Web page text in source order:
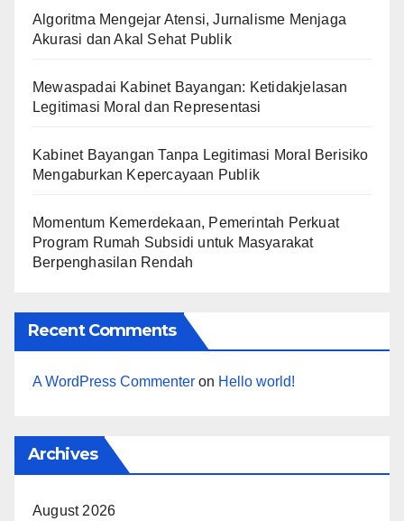
Algoritma Mengejar Atensi, Jurnalisme Menjaga
Akurasi dan Akal Sehat Publik
Mewaspadai Kabinet Bayangan: Ketidakjelasan
Legitimasi Moral dan Representasi
Kabinet Bayangan Tanpa Legitimasi Moral Berisiko
Mengaburkan Kepercayaan Publik
Momentum Kemerdekaan, Pemerintah Perkuat
Program Rumah Subsidi untuk Masyarakat
Berpenghasilan Rendah
Recent Comments
A WordPress Commenter on Hello world!
Archives
August 2026